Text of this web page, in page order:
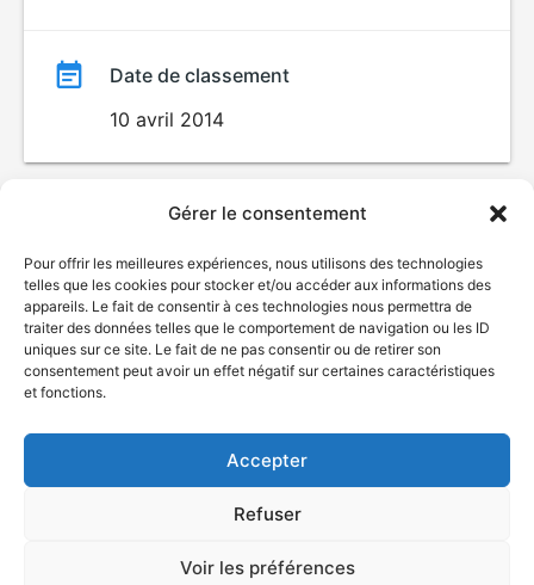
Gérer le consentement
Pour offrir les meilleures expériences, nous utilisons des technologies
telles que les cookies pour stocker et/ou accéder aux informations des
appareils. Le fait de consentir à ces technologies nous permettra de
traiter des données telles que le comportement de navigation ou les ID
uniques sur ce site. Le fait de ne pas consentir ou de retirer son
consentement peut avoir un effet négatif sur certaines caractéristiques
et fonctions.
Accepter
Refuser
Voir les préférences
Date de classement
10 avril 2014
© Gouvernement du Québec, 2026
Plan du site
Accès à l'information
Politique de confidentialité